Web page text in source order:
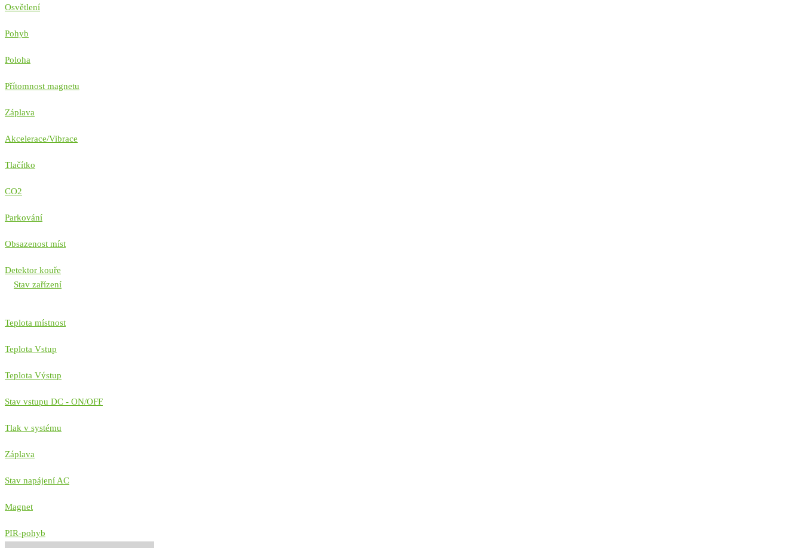
Osvětlení
Pohyb
Poloha
Přítomnost magnetu
Záplava
Akcelerace/Vibrace
Tlačítko
CO2
Parkování
Obsazenost míst
Detektor kouře
Stav zařízení
Teplota místnost
Teplota Vstup
Teplota Výstup
Stav vstupu DC - ON/OFF
Tlak v systému
Záplava
Stav napájení AC
Magnet
PIR-pohyb